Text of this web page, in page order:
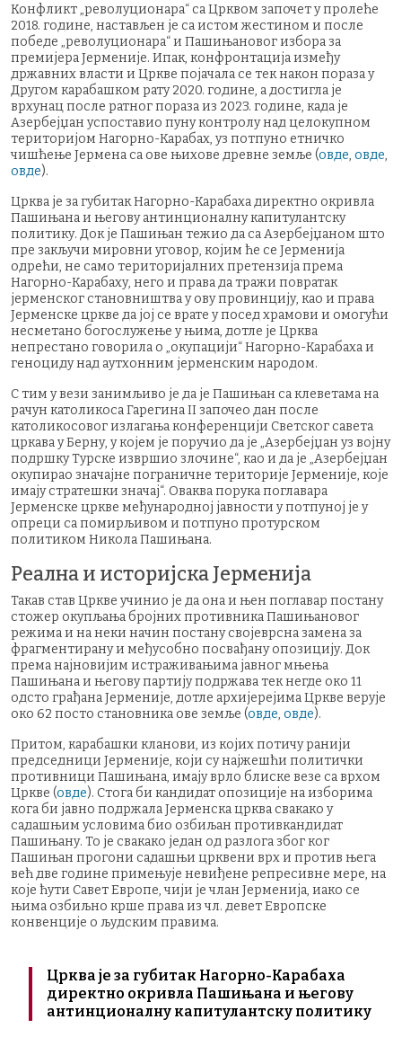
Конфликт „револуционара“ са Црквом започет у пролеће
2018. године, настављен је са истом жестином и после
победе „револуционара“ и Пашињановог избора за
премијера Јерменије. Ипак, конфронтација између
државних власти и Цркве појачала се тек након пораза у
Другом карабашком рату 2020. године, а достигла је
врхунац после ратног пораза из 2023. године, када је
Азербејџан успоставио пуну контролу над целокупном
територијом Нагорно-Карабах, уз потпуно етничко
чишћење Јермена са ове њихове древне земље (овде, овде,
овде).
Црква је за губитак Нагорно-Карабаха директно окривла
Пашињана и његову антинционалну капитулантску
политику. Док је Пашињан тежио да са Азербејџаном што
пре закључи мировни уговор, којим ће се Јерменија
одрећи, не само територијалних претензија према
Нагорно-Карабаху, него и права да тражи повратак
јерменског становништва у ову провинцију, као и права
Јерменске цркве да јој се врате у посед храмови и омогући
несметано богослужење у њима, дотле је Црква
непрестано говорила о „окупацији“ Нагорно-Карабаха и
геноциду над аутхонним јерменским народом.
С тим у вези занимљиво је да је Пашињан са клеветама на
рачун католикоса Гарегина II започео дан после
католикосовог излагања конференцији Светског савета
цркава у Берну, у којем је поручио да је „Азербејџан уз војну
подршку Турске извршио злочине“, као и да је „Азербејџан
окупирао значајне пограничне територије Јерменије, које
имају стратешки значај“. Оваква порука поглавара
Јерменске цркве међународној јавности у потпуној је у
опреци са помирљивом и потпуно протурском
политиком Никола Пашињана.
Реална и историјска Јерменија
Такав став Цркве учинио је да она и њен поглавар постану
стожер окупљања бројних противника Пашињановог
режима и на неки начин постану својеврсна замена за
фрагментирану и међусобно посвађану опозицију. Док
према најновијим истраживањима јавног мњења
Пашињана и његову партију подржава тек негде око 11
одсто грађана Јерменије, дотле архијерејима Цркве верује
око 62 посто становника ове земље (овде, овде).
Притом, карабашки кланови, из којих потичу ранији
председници Јерменије, који су најжешћи политички
противници Пашињана, имају врло блиске везе са врхом
Цркве (овде). Стога би кандидат опозиције на изборима
кога би јавно подржала Јерменска црква свакако у
садашњим условима био озбиљан противкандидат
Пашињану. То је свакако један од разлога због ког
Пашињан прогони садашњи црквени врх и против њега
већ две године примењује невиђене репресивне мере, на
које ћути Савет Европе, чији је члан Јерменија, иако се
њима озбиљно крше права из чл. девет Европске
конвенције о људским правима.
Црква је за губитак Нагорно-Карабаха
директно окривла Пашињана и његову
антинционалну капитулантску политику